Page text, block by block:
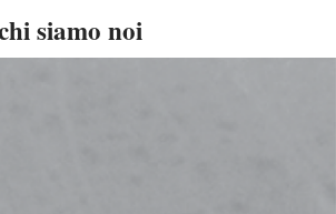
siamo noi